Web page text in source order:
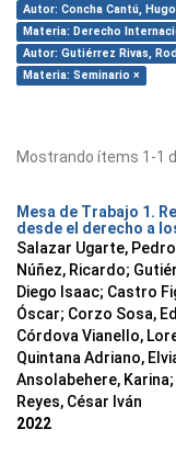
Autor: Concha Cantú,
Materia: Derecho
Autor: Gutiérrez Rivas,
Materia: Seminario ×
Mostrando ítems 1-1
Mesa de Trabajo 1.
desde el derecho a
Salazar Ugarte, Pedro
Núñez, Ricardo;
Diego Isaac; Castro
Óscar; Corzo Sosa,
Córdova Vianello,
Quintana Adriano,
Ansolabehere, Karina;
Reyes, César Iván
2022